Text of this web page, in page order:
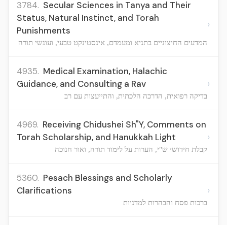
3784. Secular Sciences in Tanya and Their
Status, Natural Instinct, and Torah
Punishments
המדעים החיצוניים בתניא ומעמדם, אינסטינקט טבעי, ועונשי תורה
›
4935. Medical Examination, Halachic
Guidance, and Consulting a Rav
בדיקה רפואית, הדרכה הלכתית, והתייעצות עם רב
›
4969. Receiving Chidushei Sh"Y, Comments on
Torah Scholarship, and Hanukkah Light
קבלת חידושי ש"י, הערות על לימוד תורה, ואור חנוכה
›
5360. Pesach Blessings and Scholarly
Clarifications
ברכות פסח והבהרות למדניות
›